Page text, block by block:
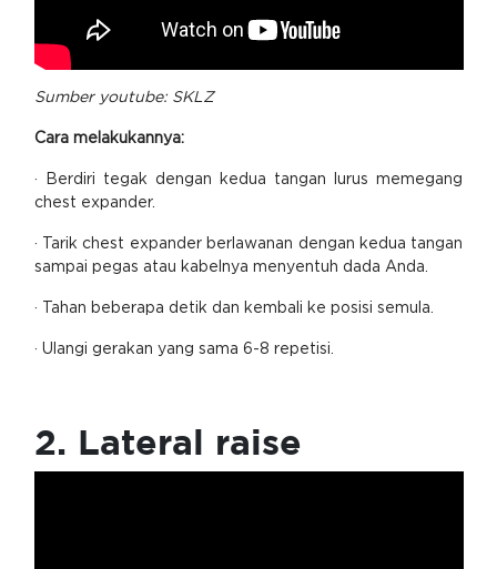
Sumber youtube: SKLZ
Cara melakukannya:
· Berdiri tegak dengan kedua tangan lurus memegang
chest expander.
· Tarik chest expander berlawanan dengan kedua tangan
sampai pegas atau kabelnya menyentuh dada Anda.
· Tahan beberapa detik dan kembali ke posisi semula.
· Ulangi gerakan yang sama 6-8 repetisi.
2. Lateral raise